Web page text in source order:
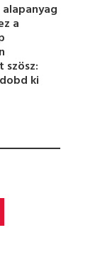
a
szösz:
ki